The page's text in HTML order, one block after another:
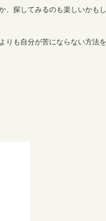
探してみるのも楽しいかもし
も自分が苦にならない方